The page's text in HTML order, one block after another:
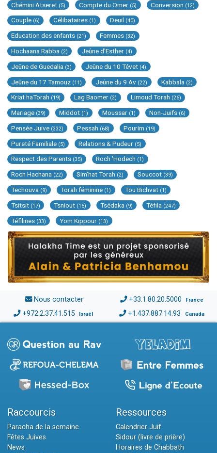
Chémini Atseret (5) Compte du Omer (5) Conversion (12)
Couple (6) Célibataires (1) Deuil (40)
Education des enfants (21) Femmes (32)
Hochaana Rabba (2) Jeûne d'Esther (4)
Jeûne de Guedalia (3) Jeûne du 10 Tévet (4)
Jeûne du 17 Tamouz (11) Jeûne du 9 Av (22) Kabbala (2)
Kriat haTorah (19) Lag Baomer (2) Limoud Torah (26)
Mariage (39) Middot (1) Moussar (1) Non-Juifs (6)
Pensée Juive (332) Pessah (68) Pourim (19)
Pureté Familiale (5) Relations & Pudeur (5)
Respect des Parents (35) Roch 'Hodech (1)
Roch Hachana (22) Sim'hat Torah (2) Souccot (39)
Techouva (9) Torah féminine (1) Tou Bichvat (1)
Tsitsit (17) Tsniout (15) Tsédaka (9) Téfila (247)
Téfilines (33) Yom Kippour (13)
Nous contacter +33.1.80.20.5000 France
+972.2.37.41.515 Israël +1.437.887.14.93 Canada
Raccourcis
Paracha de la semaine
Fêtes Juives
News
Ressources
Calendrier Juif
Sidour (livre de prière)
Horaires de Chabbath